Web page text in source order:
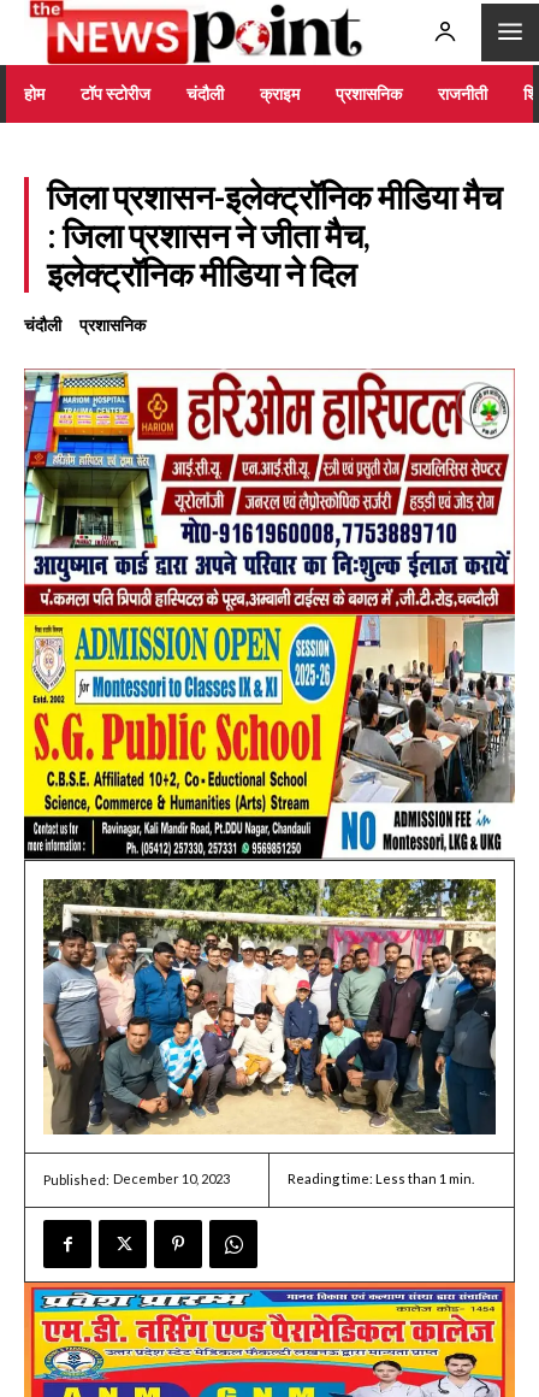
होम टॉप स्टोरीज चंदौली क्राइम प्रशासनिक राजनीती
जिला प्रशासन-इलेक्ट्रॉनिक मीडिया मैच
: जिला प्रशासन ने जीता मैच,
इलेक्ट्रॉनिक मीडिया ने दिल
चंदौली प्रशासनिक
Published: December 10, 2023 Reading time: Less than 1min.